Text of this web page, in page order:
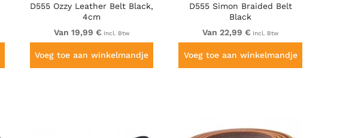
D555 Ozzy Leather Belt Black,
4cm
Van 19,99 € Incl. Btw
Voeg toe aan winkelmandje
D555 Simon Braided Belt
Black
Van 22,99 € Incl. Btw
Voeg toe aan winkelmandje